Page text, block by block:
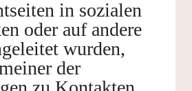
in sozialen
oder auf andere
wurden,
der